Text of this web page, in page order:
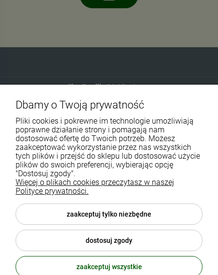
-6%
DUOLIFE VITA C 750 ml
WITAMINA C W PŁYNIE
139,90 zł
Cena regularna:148,60 zł
Glutation Max Sativa Life
60 kapsułek
Cena regularna:89,90 zł
89,90 zł
dostępności
Eko-Familia GAJ Sp.Jawna
Gdańska 60
90-616 Łódź
790 727 174
sklep@eko-familia.pl
Informacje o sklepie
Suplementy diety
Popularne kategorie
Moje konto
Dbamy o Twoją prywatność
Pliki cookies i pokrewne im technologie umożliwiają
poprawne działanie strony i pomagają nam
dostosować ofertę do Twoich potrzeb. Możesz
zaakceptować wykorzystanie przez nas wszystkich
tych plików i przejść do sklepu lub dostosować użycie
plików do swoich preferencji, wybierając opcję
"Dostosuj zgody".
Więcej o plikach cookies przeczytasz w naszej
Polityce prywatności.
zaakceptuj tylko niezbędne
dostosuj zgody
zaakceptuj wszystkie
Zasubskrybuj nasz newsletter
i otrzymaj5% rabatu na zakupy.
Twój email